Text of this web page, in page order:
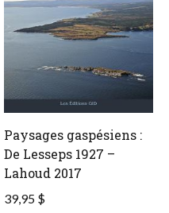
Paysages gaspésiens :
De Lesseps 1927 –
Lahoud 2017
39,95 $